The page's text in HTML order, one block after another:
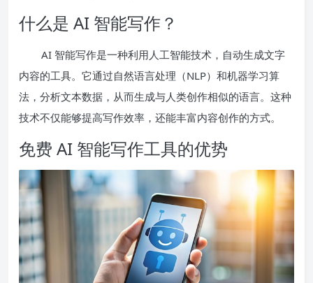
什么是 AI 智能写作？
AI 智能写作是一种利用人工智能技术，自动生成文字
内容的工具。它通过自然语言处理（NLP）和机器学习算
法，分析文本数据，从而生成与人类创作相似的语言。这种
技术不仅能够提高写作效率，还能丰富内容创作的方式。
免费 AI 智能写作工具的优势